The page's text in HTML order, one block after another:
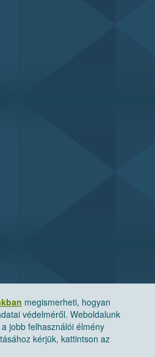
megismerheti, hogyan
védelméről. Weboldalunk
jobb felhasználói élmény
kérjük, kattintson az